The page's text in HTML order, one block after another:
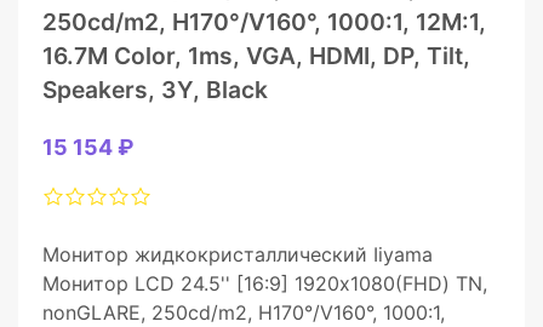
250cd/m2, H170°/V160°, 1000:1, 12М:1,
16.7M Color, 1ms, VGA, HDMI, DP, Tilt,
Speakers, 3Y, Black
15 154 ₽
Монитор жидкокристаллический Iiyama
Монитор LCD 24.5'' [16:9] 1920х1080(FHD) TN,
nonGLARE, 250cd/m2, H170°/V160°, 1000:1,